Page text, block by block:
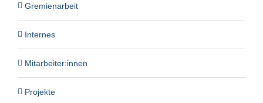
Gremienarbeit
Internes
Mitarbeiter:innen
Projekte